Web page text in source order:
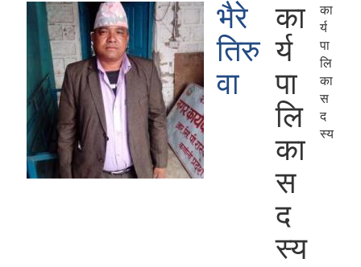
भैरे
तिरु
वा
का
र्य
पा
लि
का
स
द
स्य
का
र्य
पा
लि
का
स
द
स्य